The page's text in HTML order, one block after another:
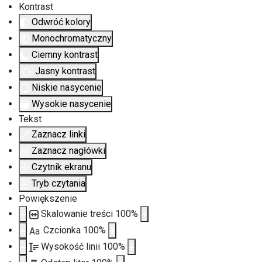
Kontrast
Odwróć kolory
Monochromatyczny
Ciemny kontrast
Jasny kontrast
Niskie nasycenie
Wysokie nasycenie
Tekst
Zaznacz linki
Zaznacz nagłówki
Czytnik ekranu
Tryb czytania
Powiększenie
Skalowanie treści 100%
Aa Czcionka 100%
Wysokość linii 100%